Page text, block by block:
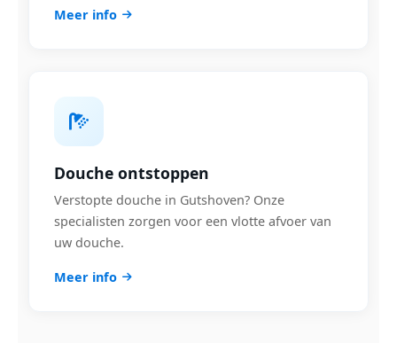
Meer info
Douche ontstoppen
Verstopte douche in Gutshoven? Onze
specialisten zorgen voor een vlotte afvoer van
uw douche.
Meer info